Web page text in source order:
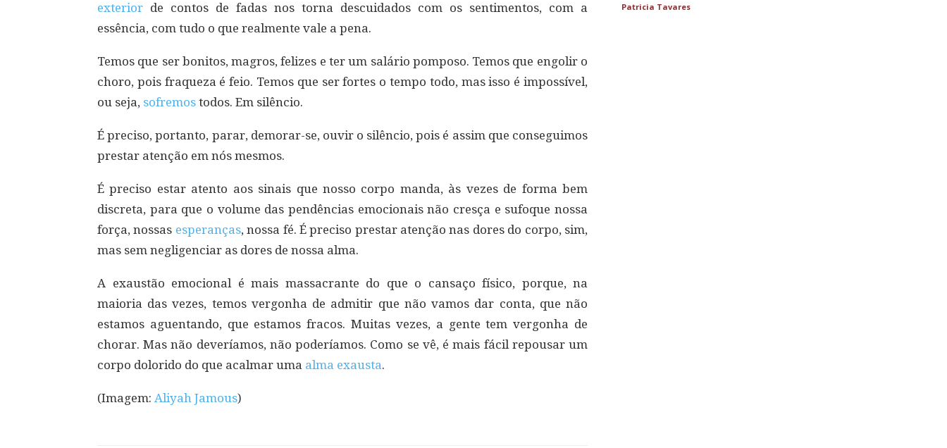
exterior de contos de fadas nos torna descuidados com os sentimentos, com a
essência, com tudo o que realmente vale a pena.
Temos que ser bonitos, magros, felizes e ter um salário pomposo. Temos que engolir o
choro, pois fraqueza é feio. Temos que ser fortes o tempo todo, mas isso é impossível,
ou seja, sofremos todos. Em silêncio.
É preciso, portanto, parar, demorar-se, ouvir o silêncio, pois é assim que conseguimos
prestar atenção em nós mesmos.
É preciso estar atento aos sinais que nosso corpo manda, às vezes de forma bem
discreta, para que o volume das pendências emocionais não cresça e sufoque nossa
força, nossas esperanças, nossa fé. É preciso prestar atenção nas dores do corpo, sim,
mas sem negligenciar as dores de nossa alma.
A exaustão emocional é mais massacrante do que o cansaço físico, porque, na
maioria das vezes, temos vergonha de admitir que não vamos dar conta, que não
estamos aguentando, que estamos fracos. Muitas vezes, a gente tem vergonha de
chorar. Mas não deveríamos, não poderíamos. Como se vê, é mais fácil repousar um
corpo dolorido do que acalmar uma alma exausta.
(Imagem: Aliyah Jamous)
Patricia Tavares